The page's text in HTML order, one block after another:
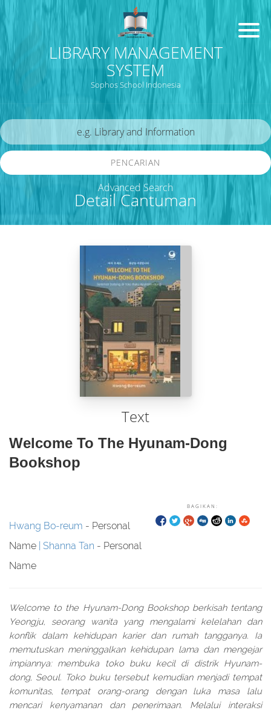
LIBRARY MANAGEMENT
SYSTEM
Sophos School Indonesia
Detail Cantuman
PENCARIAN
Advanced Search
Text
Welcome To The Hyunam-Dong
Bookshop
BAGIKAN:
Hwang Bo-reum - Personal
Name Shanna Tan - Personal
Name
Welcome to the Hyunam-Dong Bookshop berkisah tentang
Yeongju, seorang wanita yang mengalami kelelahan dan
konflik dalam kehidupan karier dan rumah tangganya. Ia
memutuskan meninggalkan kehidupan lama dan mengejar
impiannya: membuka toko buku kecil di distrik Hyunam-
dong, Seoul. Toko buku tersebut kemudian menjadi tempat
komunitas, tempat orang-orang dengan luka masa lalu
mencari kenyamanan dan penerimaan. Melalui interaksi